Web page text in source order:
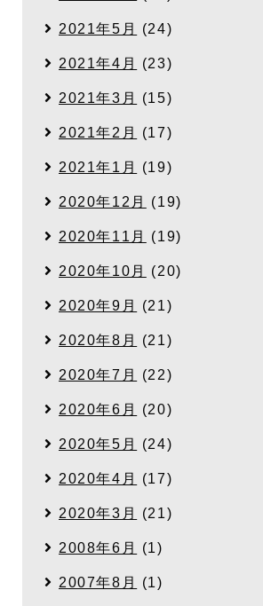
2021年5月 (24)
2021年4月 (23)
2021年3月 (15)
2021年2月 (17)
2021年1月 (19)
2020年12月 (19)
2020年11月 (19)
2020年10月 (20)
2020年9月 (21)
2020年8月 (21)
2020年7月 (22)
2020年6月 (20)
2020年5月 (24)
2020年4月 (17)
2020年3月 (21)
2008年6月 (1)
2007年8月 (1)